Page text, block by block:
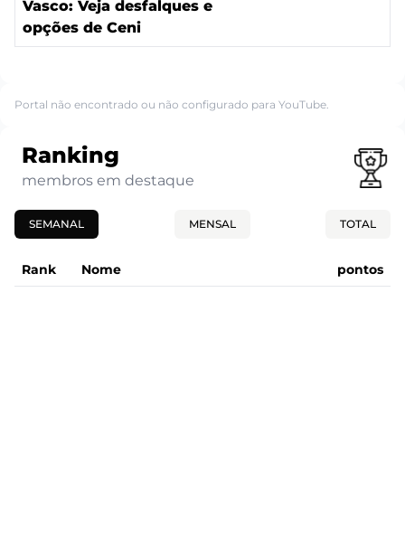
Vasco: Veja desfalques e
opções de Ceni
Portal não encontrado ou não configurado para YouTube.
Ranking
membros em destaque
SEMANAL MENSAL TOTAL
Rank Nome pontos